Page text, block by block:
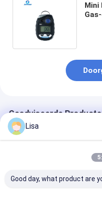
Mini
Geadviseerde
Lisa
Good day, what product are